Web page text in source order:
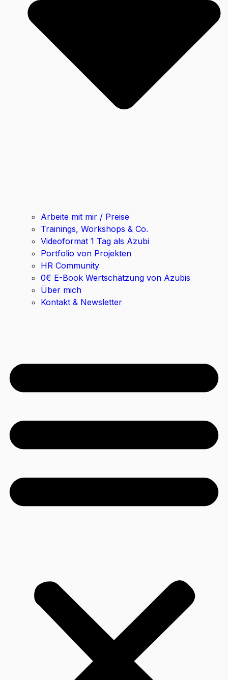
Arbeite mit mir / Preise
Trainings, Workshops & Co.
Videoformat 1 Tag als Azubi
Portfolio von Projekten
HR Community
0€ E-Book Wertschätzung von Azubis
Über mich
Kontakt & Newsletter